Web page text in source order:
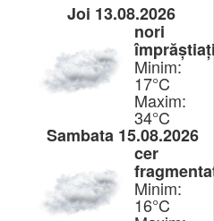
Joi 13.08.2026
nori
Minim:
17°C
Maxim:
34°C
Sambata 15.08.2026
cer
Minim:
16°C